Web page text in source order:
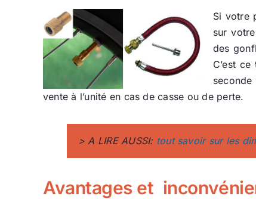
Si votre
sur
des
C’est
vente à l’unité en cas de casse ou de perte.
> A LIRE AUSSI: tout savoir sur les
Avantages et